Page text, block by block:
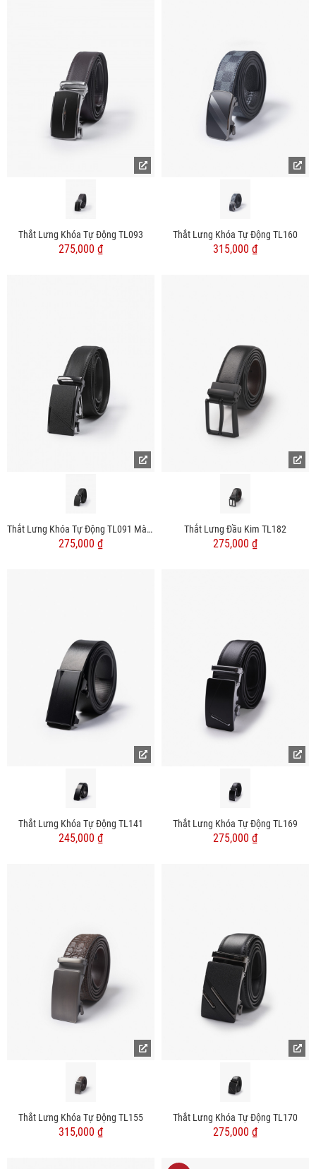
Thắt Lưng Khóa Tự Động TL093
275,000 ₫
Thắt Lưng Khóa Tự Động TL160
315,000 ₫
Thắt Lưng Khóa Tự Động TL091 Màu Đen
275,000 ₫
Thắt Lưng Đầu Kim TL182
275,000 ₫
Thắt Lưng Khóa Tự Động TL141
245,000 ₫
Thắt Lưng Khóa Tự Động TL169
275,000 ₫
Thắt Lưng Khóa Tự Động TL155
315,000 ₫
Thắt Lưng Khóa Tự Động TL170
275,000 ₫